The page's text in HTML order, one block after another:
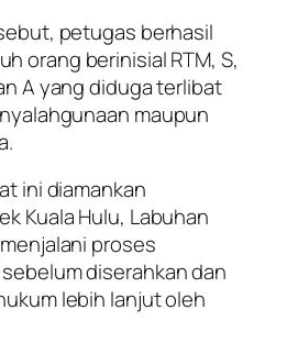
petugas berhasil
orang berinisial RTM, S,
A yang diduga terlibat
maupun
ini diamankan
Kuala Hulu, Labuhan
proses
diserahkan dan
lebih lanjut oleh